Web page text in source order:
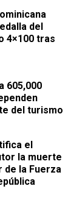
del
4×100 tras
605,000
del turismo
el
la muerte
de la Fuerza